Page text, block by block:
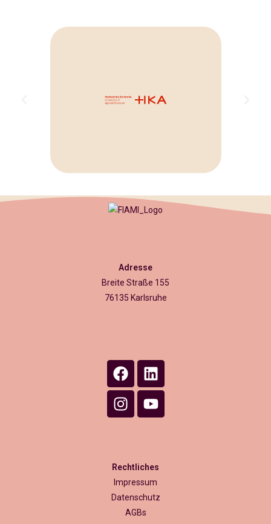
Adresse
Breite Straße 155
76135 Karlsruhe
Rechtliches
Impressum
Datenschutz
AGBs